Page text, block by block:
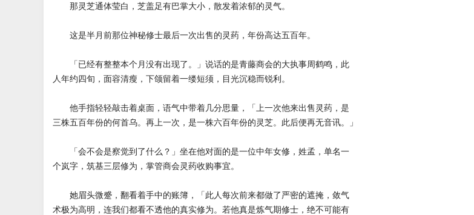
那灵芝通体莹白，芝盖足有巴掌大小，散发着浓郁的灵气。
这是半月前那位神秘修士最后一次出售的灵药，年份高达五百年。
「已经有整整本个月没有出现了。」说话的是青藤商会的大执事周鹤鸣，此
人年约四旬，面容清瘦，下颌留着一缕短须，目光沉稳而锐利。
他手指轻轻敲击着桌面，语气中带着几分思量，「上一次他来出售灵药，是
三株五百年份的何首乌。再上一次，是一株六百年份的灵芝。此后便再无音讯。」
「会不会是察觉到了什么？」坐在他对面的是一位中年女修，姓孟，单名一
个岚字，筑基三层修为，掌管商会灵药收购事宜。
她眉头微蹙，翻看着手中的账簿，「此人每次前来都做了严密的遮掩，敛气
术极为高明，连我们都看不透他的真实修为。若他真是炼气期修士，绝不可能有